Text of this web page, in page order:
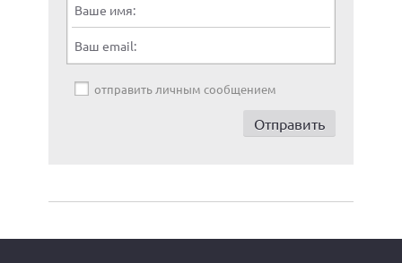
Ваше имя:
Ваш email:
отправить личным сообщением